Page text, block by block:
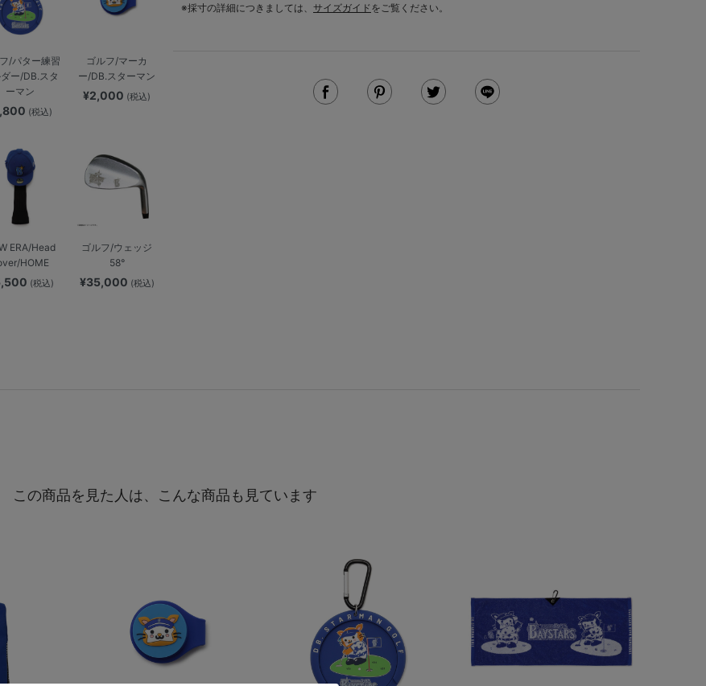
/パター練習
ー/DB.スタ
ーマン
(税込)
ゴルフ/マーカ
ー/DB.スターマン
¥2,000 (税込)
ERA/Head
HOME
(税込)
ゴルフ/ウェッジ
58°
¥35,000 (税込)
※採寸の詳細につきましては、 サイズガイドをご覧ください。
この商品を見た人は、こんな商品も見ています